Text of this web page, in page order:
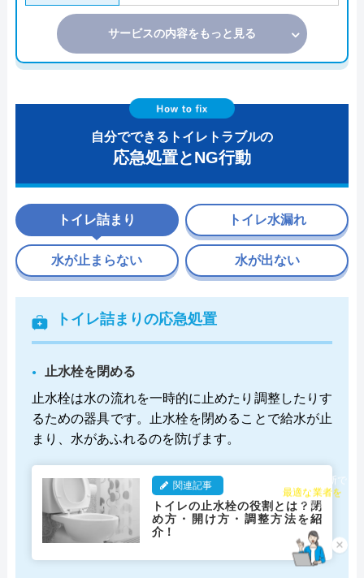
サービスの内容をもっと見る
自分でできるトイレトラブルの
応急処置とNG行動
トイレ詰まり
トイレ詰まりの応急処置
止水栓を閉める
止水栓は水の流れを一時的に止めたり調整したりす
るための器具です。止水栓を閉めることで給水が止
まり、水があふれるのを防げます。
関連記事
トイレの止水栓の役割とは？閉
め方・開け方・調整方法を紹
介！
トイレ水漏れ
水が止まらない 水が出ない
×
チャット診断で
最適な業者を
ご提案